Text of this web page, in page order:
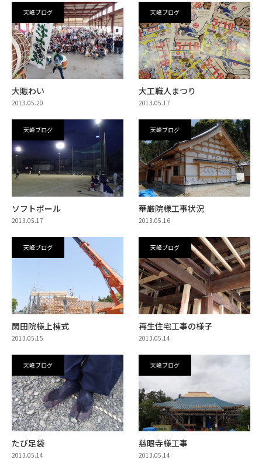
天峰ブログ
大賑わい
2013.05.20
天峰ブログ
大工職人まつり
2013.05.17
天峰ブログ
ソフトボール
2013.05.17
天峰ブログ
華厳院様工事状況
2013.05.16
天峰ブログ
閑田院様上棟式
2013.05.15
天峰ブログ
再生住宅工事の様子
2013.05.14
天峰ブログ
たび足袋
2013.05.14
天峰ブログ
慈眼寺様工事
2013.05.14